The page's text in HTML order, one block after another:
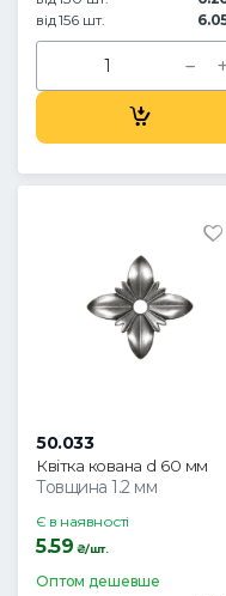
від 156 шт.
50.033
Квітка кована d 60 мм
Товщина 1.2 мм
Є в наявності
5.59 ₴/шт.
Оптом дешевше